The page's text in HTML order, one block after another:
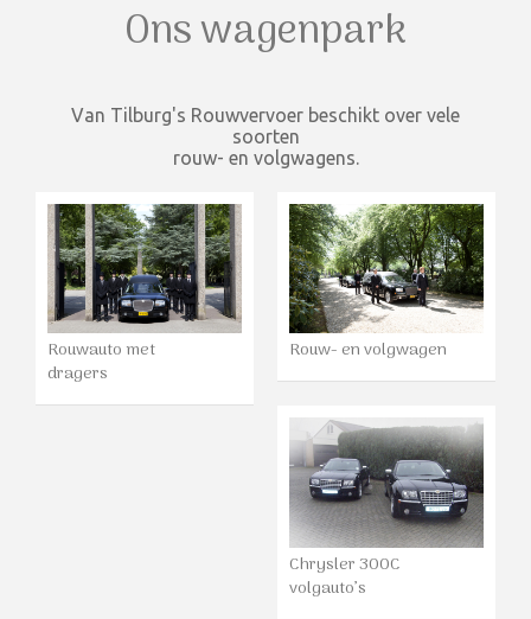
Ons wagenpark
Van Tilburg's Rouwvervoer beschikt over vele
soorten
rouw- en volgwagens.
Rouwauto met
dragers
Rouw- en volgwagen
Chrysler 300C
volgauto’s